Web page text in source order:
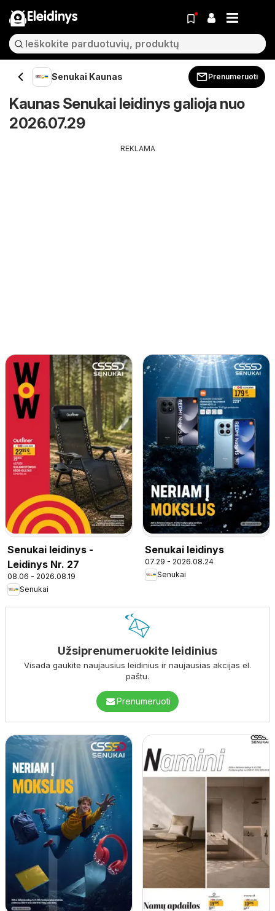
Eleidinys
Senukai Kaunas Prenumeruoti
Kaunas Senukai leidinys galioja nuo
2026.07.29
REKLAMA
Senukai leidinys -
Leidinys Nr. 27
08.06 - 2026.08.19
Senukai
Senukai leidinys
07.29 - 2026.08.24
Senukai
Užsiprenumeruokite leidinius
Visada gaukite naujausius leidinius ir naujausias akcijas el.
paštu.
Prenumeruoti